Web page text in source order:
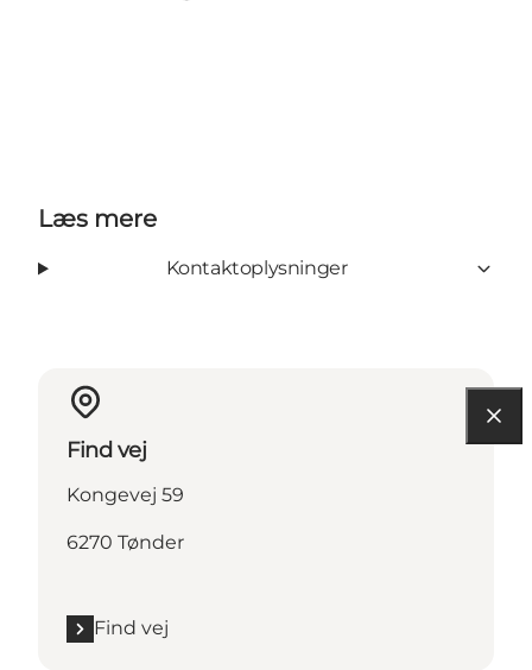
Læs mere
Kontaktoplysninger
Find vej
Kongevej 59
6270 Tønder
Find vej